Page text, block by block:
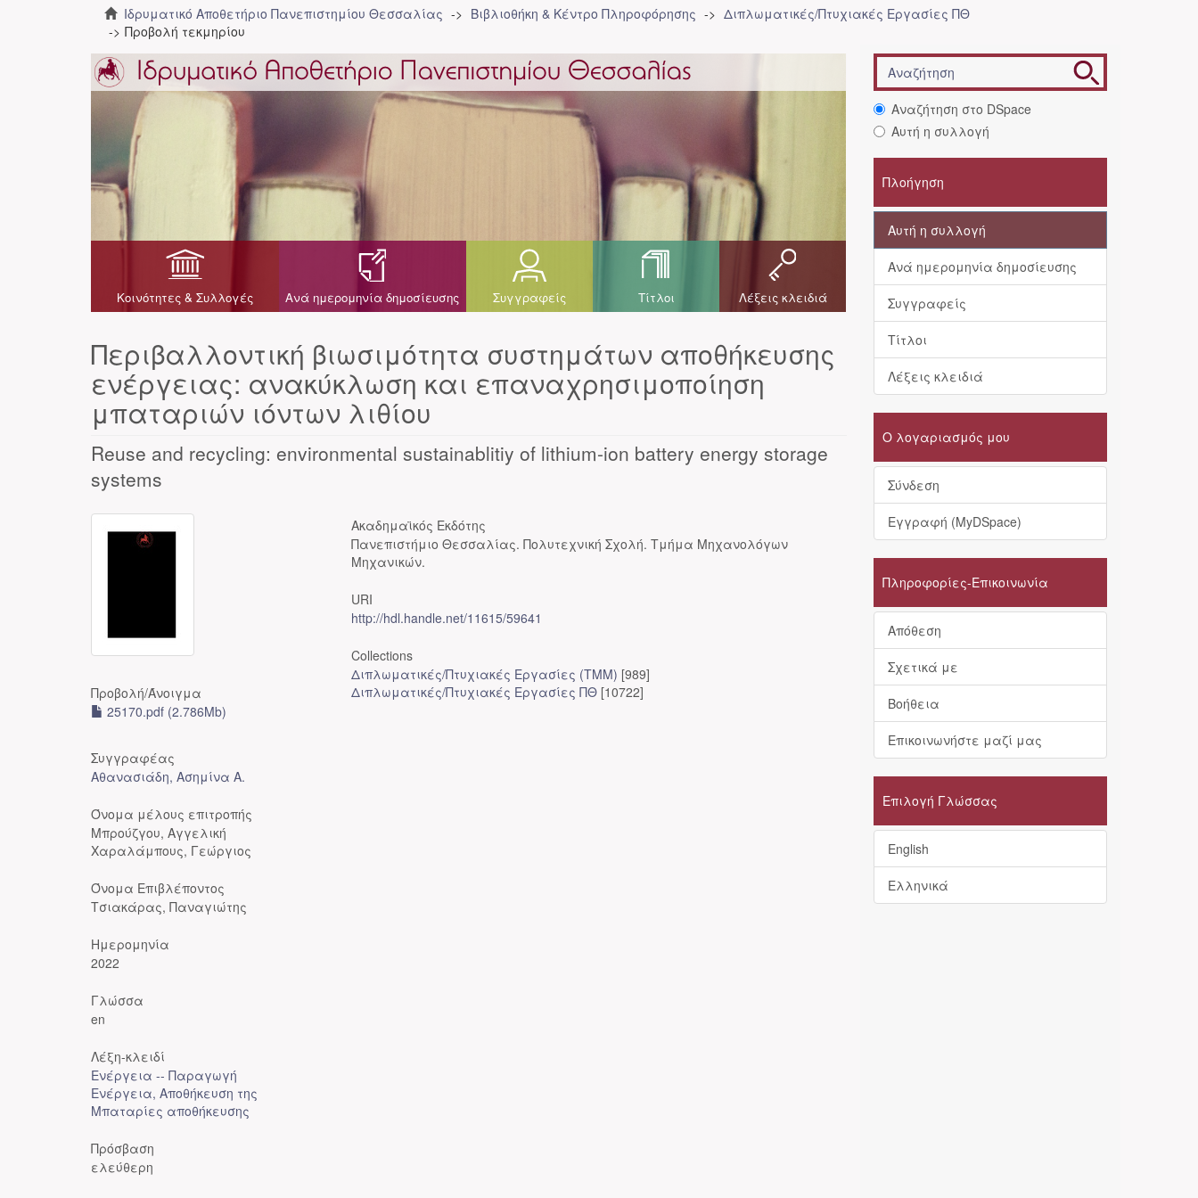
Ιδρυματικό Αποθετήριο Πανεπιστημίου Θεσσαλίας Βιβλιοθήκη & Κέντρο Πληροφόρησης
Διπλωματικές/Πτυχιακές Εργασίες ΠΘ
Προβολή τεκμηρίου
Κοινότητες & Συλλογές Ανά ημερομηνία δημοσίευσης Συγγραφείς Τίτλοι Λέξεις κλειδιά
Περιβαλλοντική βιωσιμότητα συστημάτων αποθήκευσης
ενέργειας: ανακύκλωση και επαναχρησιμοποίηση
μπαταριών ιόντων λιθίου
Reuse and recycling: environmental sustainablitiy of lithium-ion battery energy storage
systems
Προβολή/Άνοιγμα
25170.pdf (2.786Mb)
Συγγραφέας
Αθανασιάδη, Ασημίνα Α.
Όνομα μέλους επιτροπής
Μπρούζγου, Αγγελική
Χαραλάμπους, Γεώργιος
Όνομα Επιβλέποντος
Τσιακάρας, Παναγιώτης
Ημερομηνία
2022
Γλώσσα
en
Λέξη-κλειδί
Ενέργεια -- Παραγωγή
Ενέργεια, Αποθήκευση της
Μπαταρίες αποθήκευσης
Πρόσβαση
ελεύθερη
Ακαδημαϊκός Εκδότης
Πανεπιστήμιο Θεσσαλίας. Πολυτεχνική Σχολή. Τμήμα Μηχανολόγων
Μηχανικών.
URI
http://hdl.handle.net/11615/59641
Collections
Διπλωματικές/Πτυχιακές Εργασίες (ΤΜΜ) [989]
Διπλωματικές/Πτυχιακές Εργασίες ΠΘ [10722]
Αναζήτηση στο DSpace
Αυτή η συλλογή
Πλοήγηση
Αυτή η συλλογή
Ανά ημερομηνία δημοσίευσης
Συγγραφείς
Τίτλοι
Λέξεις κλειδιά
Ο λογαριασμός μου
Σύνδεση
Εγγραφή (MyDSpace)
Πληροφορίες-Επικοινωνία
Απόθεση
Σχετικά με
Βοήθεια
Επικοινωνήστε μαζί μας
Επιλογή Γλώσσας
English
Ελληνικά